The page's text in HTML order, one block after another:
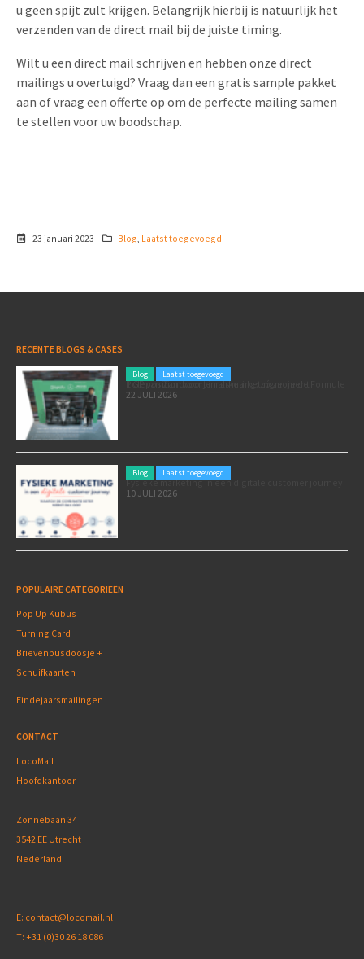
u geen spijt zult krijgen. Belangrijk hierbij is natuurlijk het
verzenden van de direct mail bij de juiste timing.
Wilt u een direct mail schrijven en hebben onze direct
mailings u overtuigd? Vraag dan een gratis sample pakket
aan of vraag een offerte op om de perfecte mailing samen
te stellen voor uw boodschap.
23 januari 2023 Blog, Laatst toegevoegd
RECENTE BLOGS & CASES
Blog Laatst toegevoegd
Poleposition voor je marketing: zó zet je de Formule 1 GP van Zandvoort in als marketingmoment
22 JULI 2026
Blog Laatst toegevoegd
Fysieke marketing in een digitale customer journey
10 JULI 2026
POPULAIRE CATEGORIEËN
Pop Up Kubus
Turning Card
Brievenbusdoosje +
Schuifkaarten
Eindejaarsmailingen
CONTACT
LocoMail
Hoofdkantoor
Zonnebaan 34
3542 EE Utrecht
Nederland
E: contact@locomail.nl
T: +31 (0)30 26 18 086